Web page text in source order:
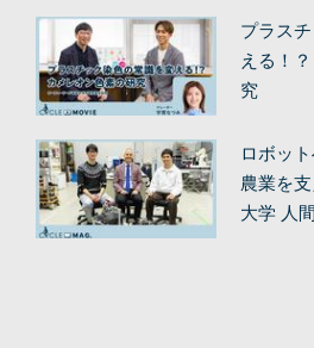
プラス
える！
究
ロボッ
農業を
大学 人